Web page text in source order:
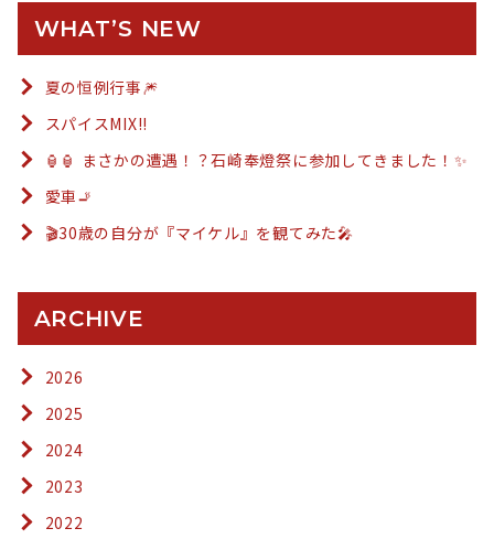
WHAT’S NEW
夏の恒例行事🎆
スパイスMIX!!
🏮🏮 まさかの遭遇！？石崎奉燈祭に参加してきました！✨
愛車🚬
🎬30歳の自分が『マイケル』を観てみた🎤
ARCHIVE
2026
2025
2024
2023
2022